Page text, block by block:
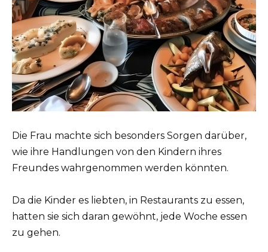
Die Frau machte sich besonders Sorgen darüber,
wie ihre Handlungen von den Kindern ihres
Freundes wahrgenommen werden könnten.
Da die Kinder es liebten, in Restaurants zu essen,
hatten sie sich daran gewöhnt, jede Woche essen
zu gehen.